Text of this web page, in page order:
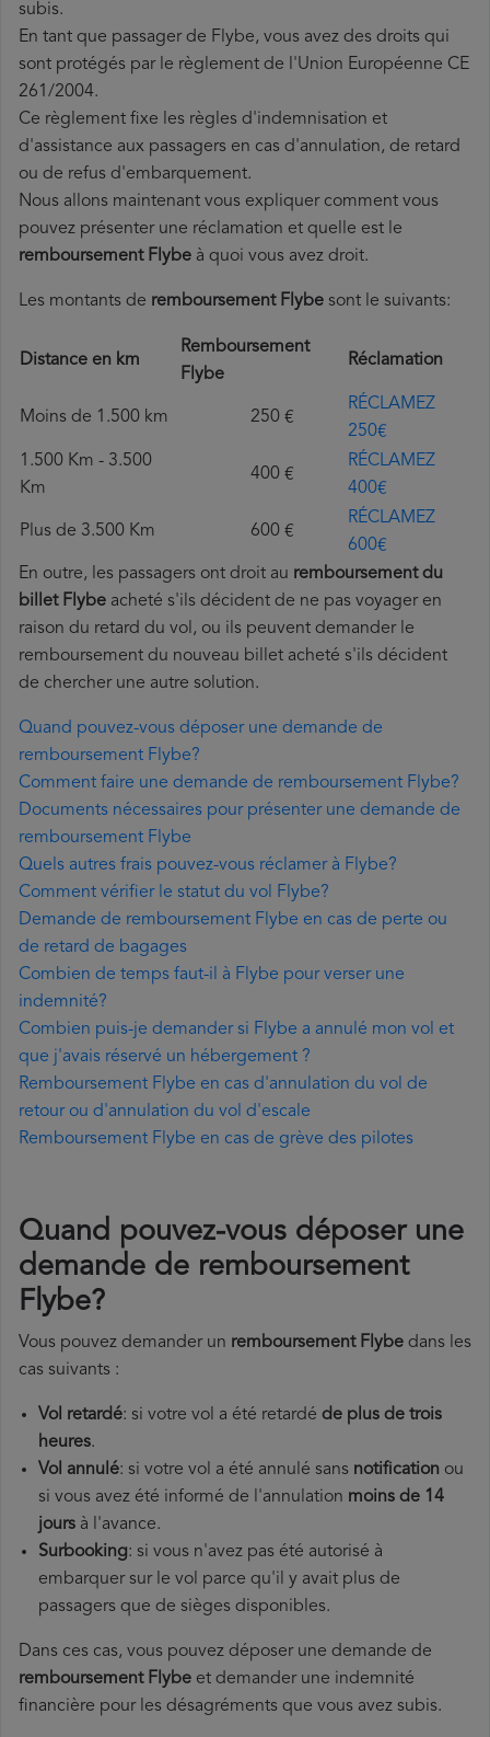
subis.
En tant que passager de Flybe, vous avez des droits qui
sont protégés par le règlement de l'Union Européenne CE
261/2004.
Ce règlement fixe les règles d'indemnisation et
d'assistance aux passagers en cas d'annulation, de retard
ou de refus d'embarquement.
Nous allons maintenant vous expliquer comment vous
pouvez présenter une réclamation et quelle est le
remboursement Flybe à quoi vous avez droit.
Les montants de remboursement Flybe sont le suivants:
Distance en km
Remboursement
Flybe
Réclamation
Moins de 1.500 km 250 €
RÉCLAMEZ
250€
1.500 Km - 3.500
Km
400 €
RÉCLAMEZ
400€
Plus de 3.500 Km 600 €
RÉCLAMEZ
600€
En outre, les passagers ont droit au remboursement du
billet Flybe acheté s'ils décident de ne pas voyager en
raison du retard du vol, ou ils peuvent demander le
remboursement du nouveau billet acheté s'ils décident
de chercher une autre solution.
Quand pouvez-vous déposer une demande de
remboursement Flybe?
Comment faire une demande de remboursement Flybe?
Documents nécessaires pour présenter une demande de
remboursement Flybe
Quels autres frais pouvez-vous réclamer à Flybe?
Comment vérifier le statut du vol Flybe?
Demande de remboursement Flybe en cas de perte ou
de retard de bagages
Combien de temps faut-il à Flybe pour verser une
indemnité?
Combien puis-je demander si Flybe a annulé mon vol et
que j'avais réservé un hébergement ?
Remboursement Flybe en cas d'annulation du vol de
retour ou d'annulation du vol d'escale
Remboursement Flybe en cas de grève des pilotes
Quand pouvez-vous déposer une
demande de remboursement
Flybe?
Vous pouvez demander un remboursement Flybe dans les
cas suivants :
Vol retardé: si votre vol a été retardé de plus de trois
heures.
Vol annulé: si votre vol a été annulé sans notification ou
si vous avez été informé de l'annulation moins de 14
jours à l'avance.
Surbooking: si vous n'avez pas été autorisé à
embarquer sur le vol parce qu'il y avait plus de
passagers que de sièges disponibles.
Dans ces cas, vous pouvez déposer une demande de
remboursement Flybe et demander une indemnité
financière pour les désagréments que vous avez subis.